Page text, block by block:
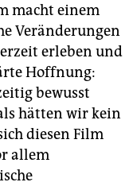
macht einem
Veränderungen
erleben und
Hoffnung:
bewusst
hätten wir kein
diesen Film
allem